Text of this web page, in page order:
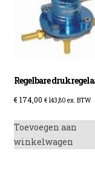
Regelbare
€174,00 € 143,80 ex. BTW
Toevoegen aan
winkelwagen